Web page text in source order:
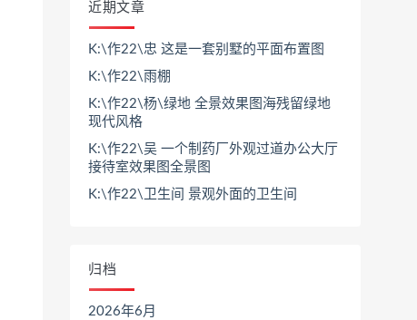
近期文章
K:\作22\忠 这是一套别墅的平面布置图
K:\作22\雨棚
K:\作22\杨\绿地 全景效果图海残留绿地
现代风格
K:\作22\吴 一个制药厂外观过道办公大厅
接待室效果图全景图
K:\作22\卫生间 景观外面的卫生间
归档
2026年6月